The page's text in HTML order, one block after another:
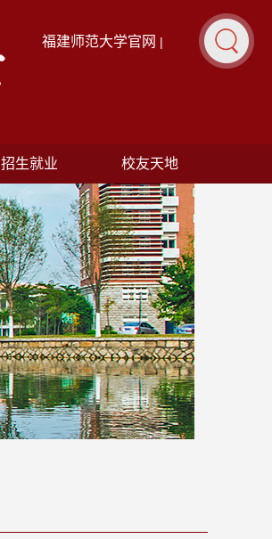
福建师范大学官网 |
招生就业 校友天地